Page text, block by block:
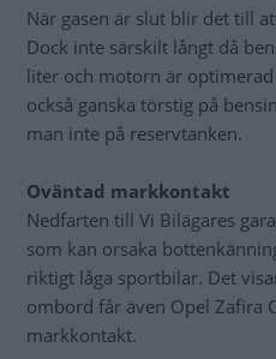
När gasen är slut blir det till
Dock inte särskilt långt då
liter och motorn är
också ganska törstig på
man inte på reservtanken.
Oväntad markkontakt
Nedfarten till Vi Bilägares
som kan orsaka
riktigt låga sportbilar. Det
ombord får även Opel Zafira
markkontakt.